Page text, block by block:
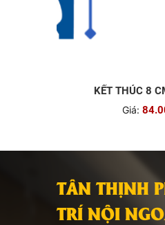
KẾT THÚC 8
Giá:
TÂN THỊNH
TRÍ NỘI